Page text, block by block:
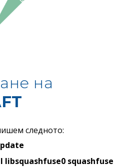
следното:
libsquashfuse0 squashfuse